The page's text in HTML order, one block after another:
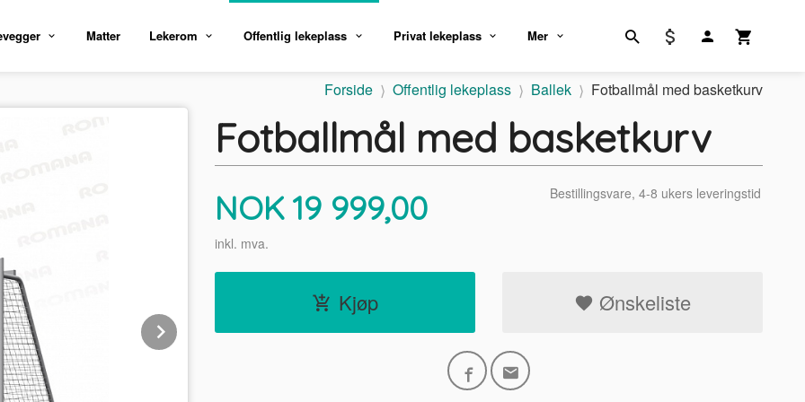
Matter Lekerom Offentlig lekeplass Privat lekeplass Mer
Forside Offentlig lekeplass Ballek Fotballmål med basketkurv
Next
Fotballmål med basketkurv
Pris
NOK 19 999,00
inkl. mva.
Bestillingsvare, 4-8 ukers leveringstid
Kjøp Ønskeliste